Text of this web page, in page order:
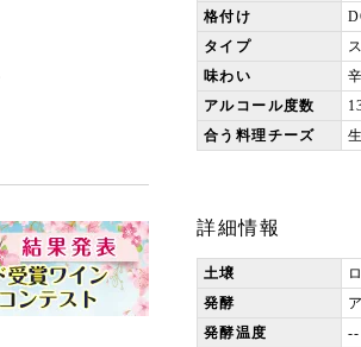
格付け
タイプ
味わい
アルコール度数
合う料理チーズ
詳細情報
土壌
発酵
発酵温度